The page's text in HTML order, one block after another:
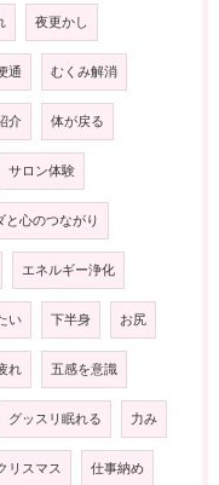
夜更かし
通 むくみ解消
介 体が戻る
サロン体験
と心のつながり
エネルギー浄化
い 下半身 お尻
れ 五感を意識
グッスリ眠れる 力み
リスマス 仕事納め